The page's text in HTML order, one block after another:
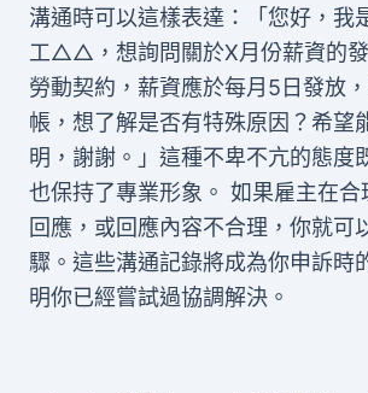
溝通時可以這樣表達：「您好，
工△△，想詢問關於X月份薪資的
勞動契約，薪資應於每月5日發放
帳，想了解是否有特殊原因？希望
明，謝謝。」這種不卑不亢的態度
也保持了專業形象。 如果雇主在合
回應，或回應內容不合理，你就可
驟。這些溝通記錄將成為你申訴時
明你已經嘗試過協調解決。